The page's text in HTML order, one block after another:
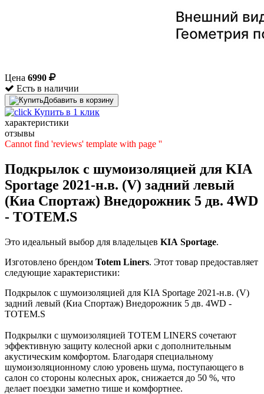
Цена 6990
Есть в наличии
Добавить в корзину
Купить в 1 клик
характеристики
отзывы
Cannot find 'reviews' template with page ''
Подкрылок с шумоизоляцией для KIA
Sportage 2021-н.в. (V) задний левый
(Киа Спортаж) Внедорожник 5 дв. 4WD
- TOTEM.S
Это идеальный выбор для владельцев KIA Sportage.
Изготовлено брендом Totem Liners. Этот товар предоставляет
следующие характеристики:
Подкрылок с шумоизоляцией для KIA Sportage 2021-н.в. (V)
задний левый (Киа Спортаж) Внедорожник 5 дв. 4WD -
TOTEM.S
Подкрылки с шумоизоляцией TOTEM LINERS сочетают
эффективную защиту колесной арки с дополнительным
акустическим комфортом. Благодаря специальному
шумоизоляционному слою уровень шума, поступающего в
салон со стороны колесных арок, снижается до 50 %, что
делает поездки заметно тише и комфортнее.